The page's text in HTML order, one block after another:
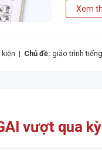
Xem
| Chủ đề: giáo trình
vượt qua